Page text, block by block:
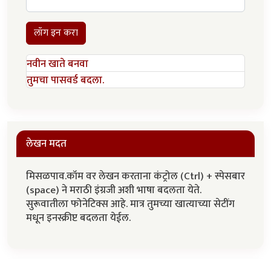
लॉग इन करा
नवीन खाते बनवा
तुमचा पासवर्ड बदला.
लेखन मदत
मिसळपाव.कॉम वर लेखन करताना कंट्रोल (Ctrl) + स्पेसबार
(space) ने मराठी इंग्रजी अशी भाषा बदलता येते.
सुरूवातीला फोनेटिक्स आहे. मात्र तुमच्या खात्याच्या सेटींग
मधून इनस्क्रीप्ट बदलता येईल.